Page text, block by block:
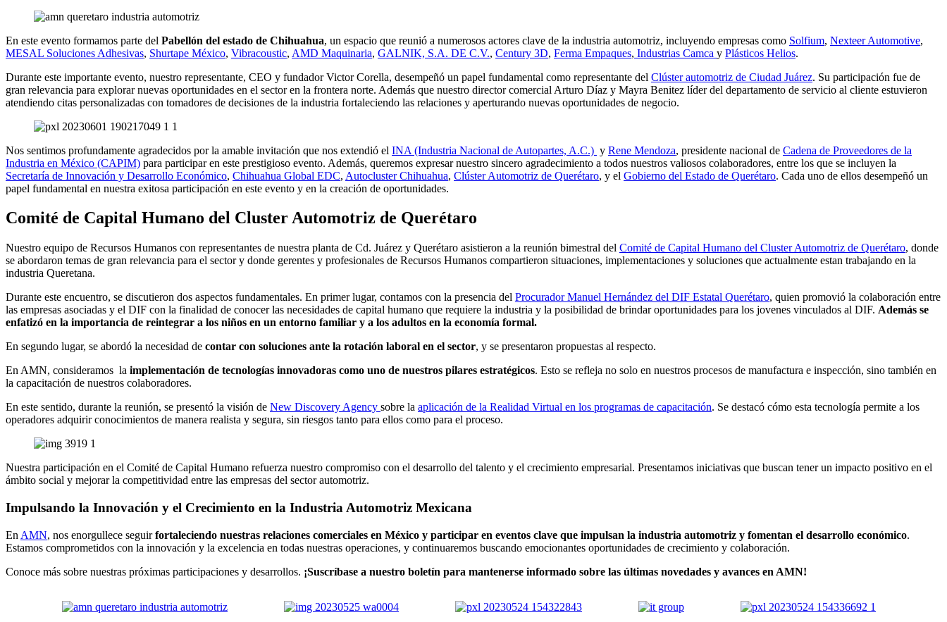
En este evento formamos parte del Pabellón del estado de Chihuahua, un espacio que reunió a numerosos actores clave de la industria automotriz, incluyendo empresas como Solfium, Nexteer Automotive,
MESAL Soluciones Adhesivas, Shurtape México, Vibracoustic, AMD Maquinaria, GALNIK, S.A. DE C.V., Century 3D, Ferma Empaques, Industrias Camca y Plásticos Helios.
Durante este importante evento, nuestro representante, CEO y fundador Victor Corella, desempeñó un papel fundamental como representante del Clúster automotriz de Ciudad Juárez. Su participación fue de
gran relevancia para explorar nuevas oportunidades en el sector en la frontera norte. Además que nuestro director comercial Arturo Díaz y Mayra Benitez líder del departamento de servicio al cliente estuvieron
atendiendo citas personalizadas con tomadores de decisiones de la industria fortaleciendo las relaciones y aperturando nuevas oportunidades de negocio.
Nos sentimos profundamente agradecidos por la amable invitación que nos extendió el INA (Industria Nacional de Autopartes, A.C.) y Rene Mendoza, presidente nacional de Cadena de Proveedores de la
Industria en México (CAPIM) para participar en este prestigioso evento. Además, queremos expresar nuestro sincero agradecimiento a todos nuestros valiosos colaboradores, entre los que se incluyen la
Secretaría de Innovación y Desarrollo Económico, Chihuahua Global EDC, Autocluster Chihuahua, Clúster Automotriz de Querétaro, y el Gobierno del Estado de Querétaro. Cada uno de ellos desempeñó un
papel fundamental en nuestra exitosa participación en este evento y en la creación de oportunidades.
Comité de Capital Humano del Cluster Automotriz de Querétaro
Nuestro equipo de Recursos Humanos con representantes de nuestra planta de Cd. Juárez y Querétaro asistieron a la reunión bimestral del Comité de Capital Humano del Cluster Automotriz de Querétaro, donde
se abordaron temas de gran relevancia para el sector y donde gerentes y profesionales de Recursos Humanos compartieron situaciones, implementaciones y soluciones que actualmente estan trabajando en la
industria Queretana.
Durante este encuentro, se discutieron dos aspectos fundamentales. En primer lugar, contamos con la presencia del Procurador Manuel Hernández del DIF Estatal Querétaro, quien promovió la colaboración entre
las empresas asociadas y el DIF con la finalidad de conocer las necesidades de capital humano que requiere la industria y la posibilidad de brindar oportunidades para los jovenes vinculados al DIF. Además se
enfatizó en la importancia de reintegrar a los niños en un entorno familiar y a los adultos en la economía formal.
En segundo lugar, se abordó la necesidad de contar con soluciones ante la rotación laboral en el sector, y se presentaron propuestas al respecto.
En AMN, consideramos la implementación de tecnologías innovadoras como uno de nuestros pilares estratégicos. Esto se refleja no solo en nuestros procesos de manufactura e inspección, sino también en
la capacitación de nuestros colaboradores.
En este sentido, durante la reunión, se presentó la visión de New Discovery Agency sobre la aplicación de la Realidad Virtual en los programas de capacitación. Se destacó cómo esta tecnología permite a los
operadores adquirir conocimientos de manera realista y segura, sin riesgos tanto para ellos como para el proceso.
Nuestra participación en el Comité de Capital Humano refuerza nuestro compromiso con el desarrollo del talento y el crecimiento empresarial. Presentamos iniciativas que buscan tener un impacto positivo en el
ámbito social y mejorar la competitividad entre las empresas del sector automotriz.
Impulsando la Innovación y el Crecimiento en la Industria Automotriz Mexicana
En AMN, nos enorgullece seguirfortaleciendo nuestras relaciones comerciales en México y participar en eventos clave que impulsan la industria automotriz y fomentan el desarrollo económico.
Estamos comprometidos con la innovación y la excelencia en todas nuestras operaciones, y continuaremos buscando emocionantes oportunidades de crecimiento y colaboración.
Conoce más sobre nuestras próximas participaciones y desarrollos. ¡Suscríbase a nuestro boletín para mantenerse informado sobre las últimas novedades y avances en AMN!